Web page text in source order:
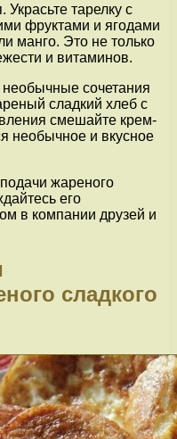
тарелку с
фруктами и ягодами
манго. Это не только
и витаминов.
сочетания
сладкий хлеб с
смешайте крем-
необычное и вкусное
жареного
его
в компании друзей и
сладкого